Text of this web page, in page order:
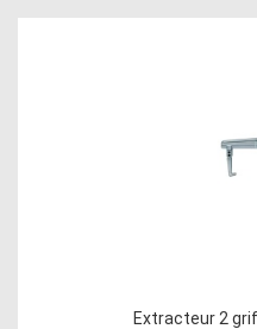
Extracteur 2